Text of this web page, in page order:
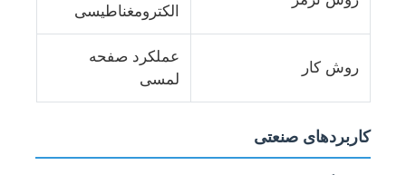
دستگاه سیم کش
دستگاه کشنده
الکترومغناطیسی
روش کار
عملکرد صفحه
لمسی
کاربردهای صنعتی